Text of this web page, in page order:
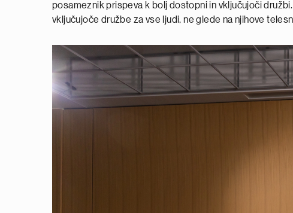
posameznik prispeva k bolj dostopni in vključujoči
vključujoče družbe za vse ljudi, ne glede na njihove